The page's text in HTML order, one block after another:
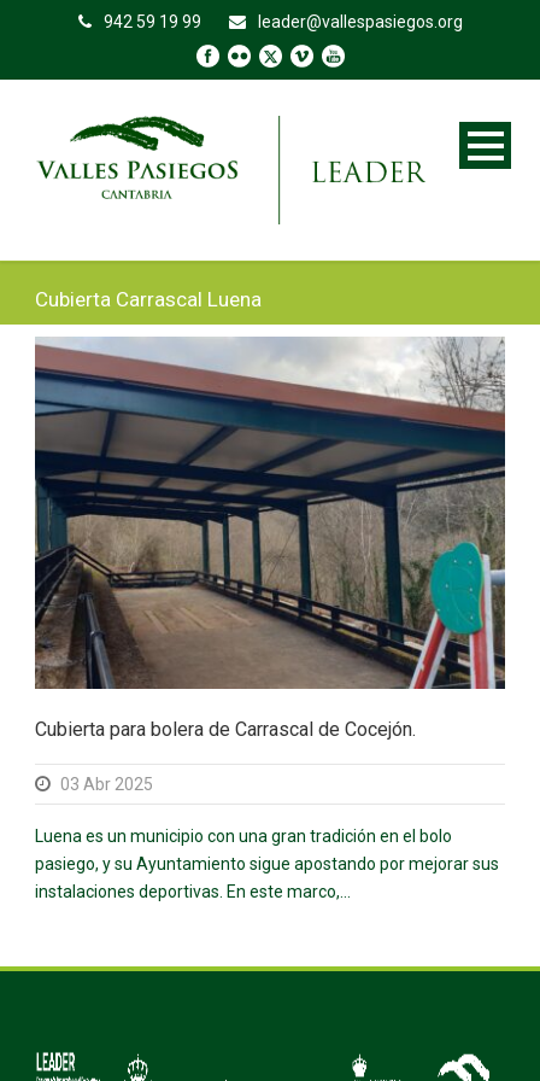
942 59 19 99 leader@vallespasiegos.org
Cubierta Carrascal Luena
Cubierta para bolera de Carrascal de Cocejón.
03 Abr 2025
Luena es un municipio con una gran tradición en el bolo
pasiego, y su Ayuntamiento sigue apostando por mejorar sus
instalaciones deportivas. En este marco,...